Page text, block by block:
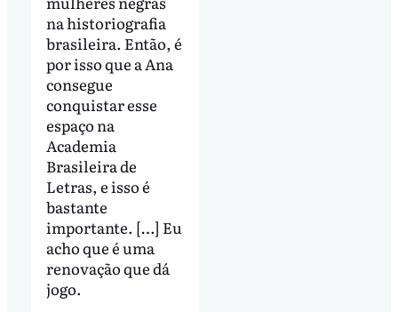
na historiografia
brasileira. Então, é
por isso que a Ana
consegue
conquistar esse
espaço na
Academia
Brasileira de
Letras, e isso é
bastante
importante. […] Eu
acho que é uma
renovação que dá
jogo.